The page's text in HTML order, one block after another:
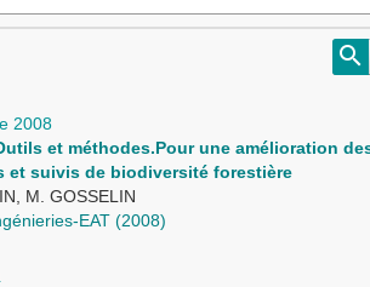
2008
et méthodes.Pour une amélioration
et suivis de biodiversité forestière
M. GOSSELIN
EAT (2008)